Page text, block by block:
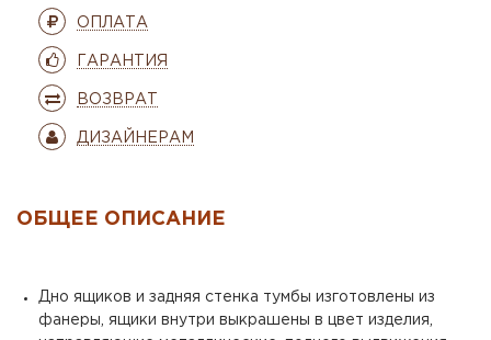
ОПЛАТА
ГАРАНТИЯ
ВОЗВРАТ
ДИЗАЙНЕРАМ
ОБЩЕЕ ОПИСАНИЕ
Дно ящиков и задняя стенка тумбы изготовлены из
фанеры, ящики внутри выкрашены в цвет изделия,